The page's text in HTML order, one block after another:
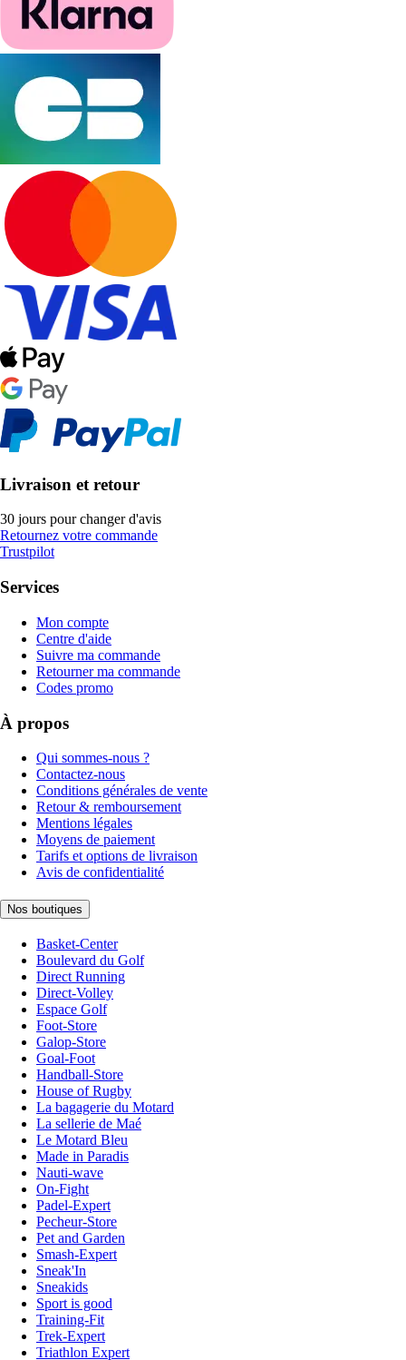
Livraison et retour
30 jours pour changer d'avis
Retournez votre commande
Trustpilot
Services
Mon compte
Centre d'aide
Suivre ma commande
Retourner ma commande
Codes promo
À propos
Qui sommes-nous ?
Contactez-nous
Conditions générales de vente
Retour & remboursement
Mentions légales
Moyens de paiement
Tarifs et options de livraison
Avis de confidentialité
Nos boutiques
Basket-Center
Boulevard du Golf
Direct Running
Direct-Volley
Espace Golf
Foot-Store
Galop-Store
Goal-Foot
Handball-Store
House of Rugby
La bagagerie du Motard
La sellerie de Maé
Le Motard Bleu
Made in Paradis
Nauti-wave
On-Fight
Padel-Expert
Pecheur-Store
Pet and Garden
Smash-Expert
Sneak'In
Sneakids
Sport is good
Training-Fit
Trek-Expert
Triathlon Expert